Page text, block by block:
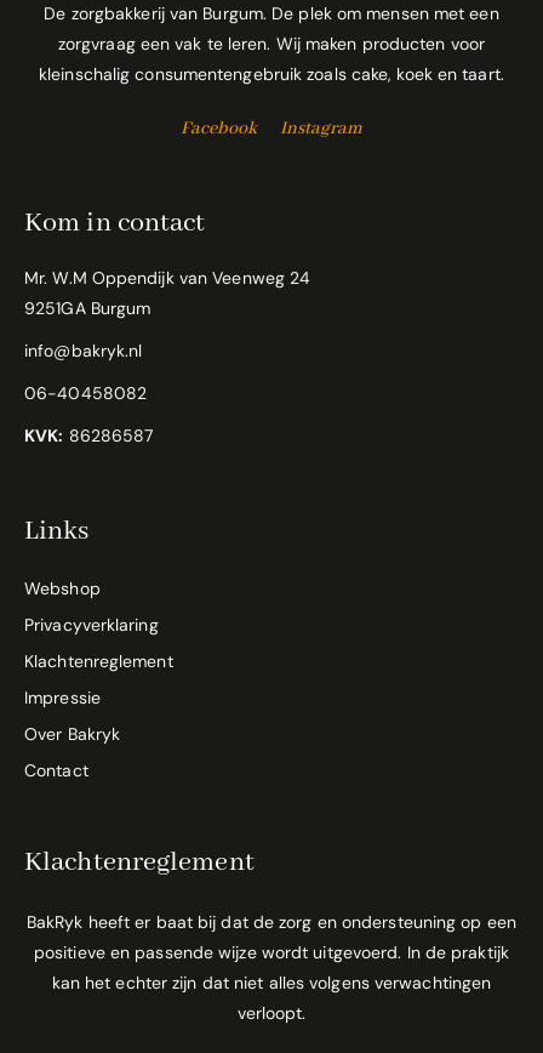
De zorgbakkerij van Burgum. De plek om mensen met een
zorgvraag een vak te leren. Wij maken producten voor
kleinschalig consumentengebruik zoals cake, koek en taart.
Facebook Instagram
Kom in contact
Mr. W.M Oppendijk van Veenweg 24
9251GA Burgum
info@bakryk.nl
06-40458082
KVK: 86286587
Links
Webshop
Privacyverklaring
Klachtenreglement
Impressie
Over Bakryk
Contact
Klachtenreglement
BakRyk heeft er baat bij dat de zorg en ondersteuning op een
positieve en passende wijze wordt uitgevoerd. In de praktijk
kan het echter zijn dat niet alles volgens verwachtingen
verloopt.